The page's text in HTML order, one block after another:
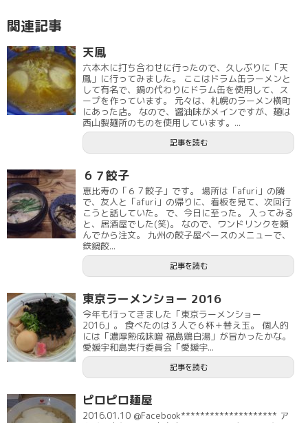
関連記事
天鳳
六本木に打ち合わせに行ったので、久しぶりに「天
鳳」に行ってみました。 ここはドラム缶ラーメンと
して有名で、鍋の代わりにドラム缶を使用して、ス
ープを作っています。 元々は、札幌のラーメン横町
にあった店。 なので、醤油味がメインですが、麺は
西山製麺所のものを使用しています。...
記事を読む
６７餃子
恵比寿の「６７餃子」です。 場所は「afuri」の隣
で、友人と「afuri」の帰りに、看板を見て、次回行
こうと話していた。 で、今日に至った。 入ってみる
と、居酒屋でした(笑)。 なので、ワンドリンクを頼
んでから注文。 九州の餃子屋ベースのメニューで、
鉄鍋餃...
記事を読む
東京ラーメンショー 2016
今年も行ってきました「東京ラーメンショー
2016」。 食べたのは３人で６杯＋替え玉。 個人的
には「濃厚熟成味噌 福島鶏白湯」が旨かったかな。
愛媛宇和島実行委員会「愛媛宇...
記事を読む
ピロピロ麺屋
2016.01.10 @Facebook******************** ア